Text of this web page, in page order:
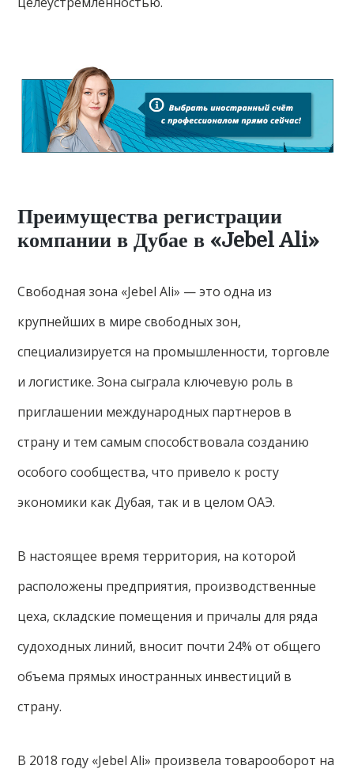
Преимущества регистрации
компании в Дубае в «Jebel Ali»
Свободная зона «Jebel Ali» — это одна из
крупнейших в мире свободных зон,
специализируется на промышленности, торговле
и логистике. Зона сыграла ключевую роль в
приглашении международных партнеров в
страну и тем самым способствовала созданию
особого сообщества, что привело к росту
экономики как Дубая, так и в целом ОАЭ.
В настоящее время территория, на которой
расположены предприятия, производственные
цеха, складские помещения и причалы для ряда
судоходных линий, вносит почти 24% от общего
объема прямых иностранных инвестиций в
страну.
В 2018 году «Jebel Ali» произвела товарооборот на